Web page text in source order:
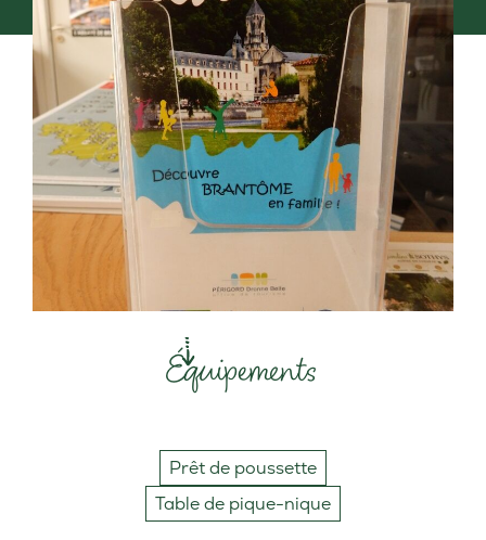
Équipements
Prêt de poussette
Table de pique-nique